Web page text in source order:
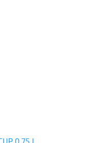
0,75 L